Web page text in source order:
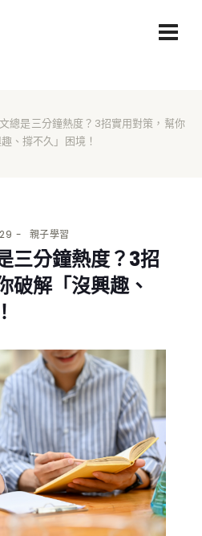
總是三分鐘熱度？3招實用對策，幫你
、撐不久」困境！
親子學習
三分鐘熱度？3招
破解「沒興趣、